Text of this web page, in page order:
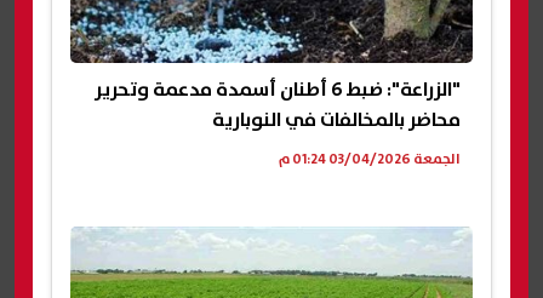
"الزراعة": ضبط 6 أطنان أسمدة مدعمة وتحرير
محاضر بالمخالفات في النوبارية
الجمعة 03/04/2026 01:24 م